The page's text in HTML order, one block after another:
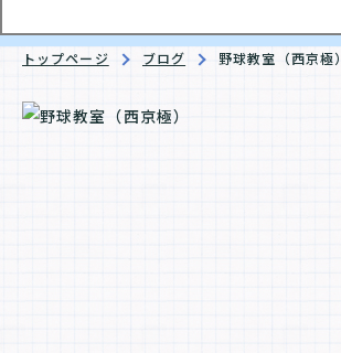
トップページ ブログ 野球教室（西京極）